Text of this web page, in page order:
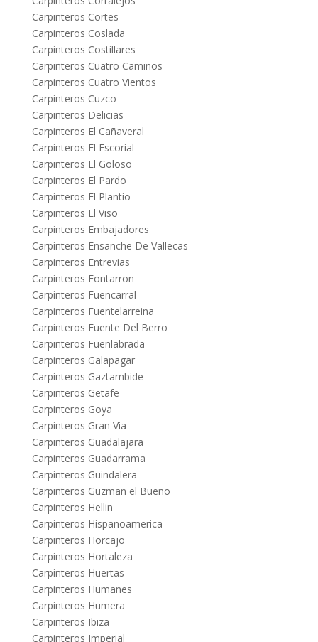
Carpinteros Cortes
Carpinteros Coslada
Carpinteros Costillares
Carpinteros Cuatro Caminos
Carpinteros Cuatro Vientos
Carpinteros Cuzco
Carpinteros Delicias
Carpinteros El Cañaveral
Carpinteros El Escorial
Carpinteros El Goloso
Carpinteros El Pardo
Carpinteros El Plantio
Carpinteros El Viso
Carpinteros Embajadores
Carpinteros Ensanche De Vallecas
Carpinteros Entrevias
Carpinteros Fontarron
Carpinteros Fuencarral
Carpinteros Fuentelarreina
Carpinteros Fuente Del Berro
Carpinteros Fuenlabrada
Carpinteros Galapagar
Carpinteros Gaztambide
Carpinteros Getafe
Carpinteros Goya
Carpinteros Gran Via
Carpinteros Guadalajara
Carpinteros Guadarrama
Carpinteros Guindalera
Carpinteros Guzman el Bueno
Carpinteros Hellin
Carpinteros Hispanoamerica
Carpinteros Horcajo
Carpinteros Hortaleza
Carpinteros Huertas
Carpinteros Humanes
Carpinteros Humera
Carpinteros Ibiza
Carpinteros Imperial